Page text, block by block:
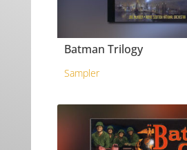
Batman Trilogy
Sampler